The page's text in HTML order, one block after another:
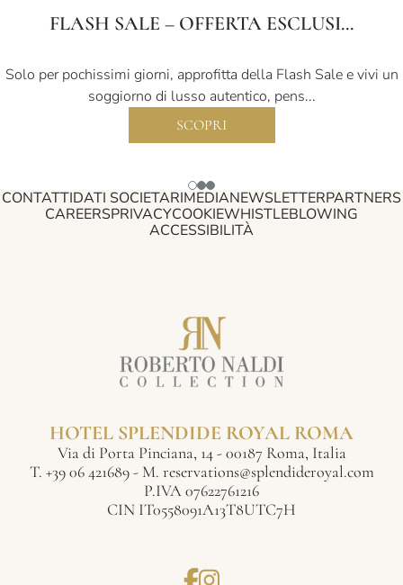
FLASH SALE – OFFERTA ESCLUSI...
Solo per pochissimi giorni, approfitta della Flash Sale e vivi un
soggiorno di lusso autentico, pens...
SCOPRI
CONTATTIDATI SOCIETARIMEDIANEWSLETTERPARTNERS
CAREERSPRIVACYCOOKIEWHISTLEBLOWING
ACCESSIBILITÀ
HOTEL SPLENDIDE ROYAL ROMA
Via di Porta Pinciana, 14 - 00187 Roma, Italia
T. +39 06 421689- M. reservations@splendideroyal.com
P.IVA 07622761216
CIN IT0558091A13T8UTC7H